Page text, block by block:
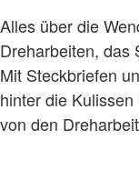
Alles über die
Dreharbeiten, das
Mit Steckbriefen
hinter die
von den